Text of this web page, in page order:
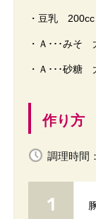
・豆乳 200cc
・Ａ･･･みそ
・Ａ･･･砂糖
作り方
調理時間：